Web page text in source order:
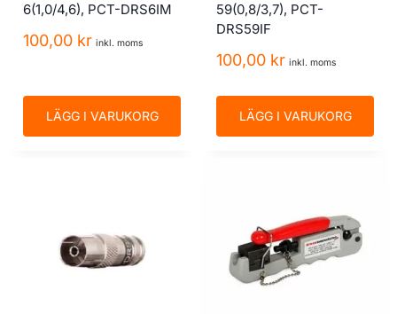
6(1,0/4,6), PCT-DRS6IM
100,00 kr inkl. moms
LÄGG I VARUKORG
59(0,8/3,7), PCT-
DRS59IF
100,00 kr inkl. moms
LÄGG I VARUKORG